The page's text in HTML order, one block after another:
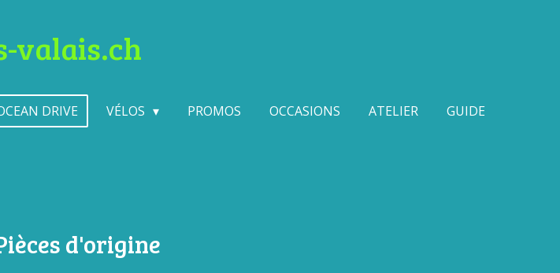
valais.ch
DRIVE VÉLOS PROMOS OCCASIONS ATELIER GUIDE
d'origine